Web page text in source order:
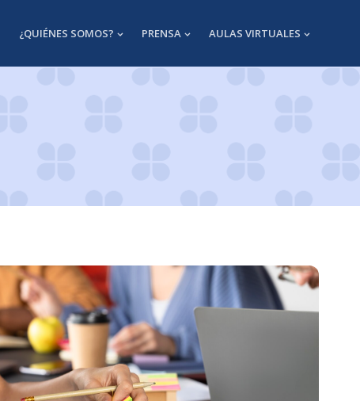
¿QUIÉNES SOMOS? PRENSA AULAS VIRTUALES